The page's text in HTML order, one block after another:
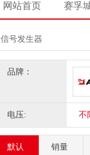
网站首页 赛孚
信号发生器
品牌：
辰
电压: 不
默认 销量